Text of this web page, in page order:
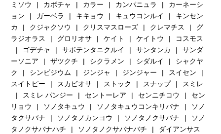
ミソウ
カボチャ カラー カンパニュラ
カーネーシ
ョン
ガーベラ キキョウ キュウコンルイ
キンセン
カ
クジャクソウ クリスマスローズ クレマチス
グ
ラジオラス
グロリオサ ケイト ケイトウ
コスモス
ゴデチャ
サボテンタニクルイ サンタンカ
サンダ
ーソニア
ザツクチ シクラメン シダルイ
シャクヤ
ク
シンビジウム ジンジャ ジンジャー
スイセン
スイトピー
スカビオサ ストック スナップ
スミレ
スミレ パンジー
セントーレア センニチコウ
セン
リョウ
ソノタキュウ ソノタキュウコンキリバナ
ソノ
タクサバナ
ソノタノカンヨウ ソノタノクサバナ
ソノ
タノクサバナハチ
ソノタノクサバナバチ
ダイアンサス